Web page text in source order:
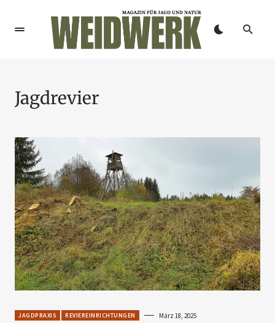
Jagdrevier
JAGDPRAXIS REVIEREINRICHTUNGEN März 18, 2025